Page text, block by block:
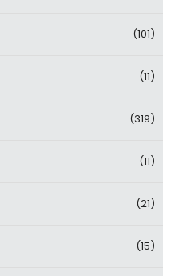
(101)
(11)
(319)
(11)
(21)
(15)